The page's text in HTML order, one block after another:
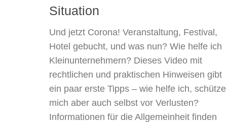
Situation
Und jetzt Corona! Veranstaltung, Festival,
Hotel gebucht, und was nun? Wie helfe ich
Kleinunternehmern? Dieses Video mit
rechtlichen und praktischen Hinweisen gibt
ein paar erste Tipps – wie helfe ich, schütze
mich aber auch selbst vor Verlusten?
Informationen für die Allgemeinheit finden